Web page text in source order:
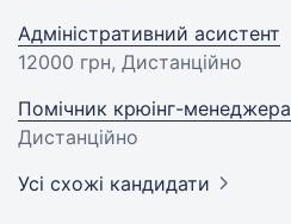
Адміністративний асистент
12000 грн, Дистанційно
Помічник крюінг-менеджера
Дистанційно
Усі схожі кандидати